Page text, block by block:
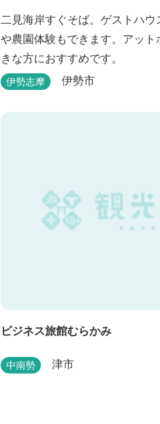
二見海岸すぐそば。ゲストハウ
や農園体験もできます。アッ
きな方におすすめです。
伊勢志摩 伊勢市
ビジネス旅館むらかみ
中南勢 津市